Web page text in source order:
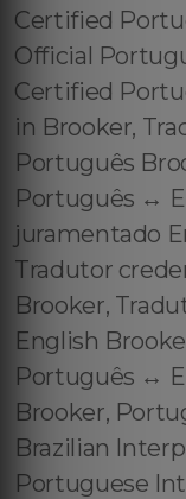
Certified
Official
Certified
in Brooker,
Português
Português ↔️
juramentado
Tradutor
Brooker,
English
Português ↔️
Brooker,
Brazilian
Portuguese